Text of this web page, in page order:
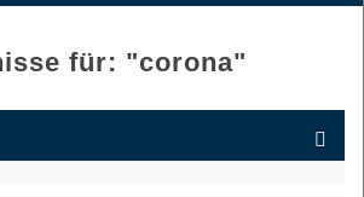
für: "corona"